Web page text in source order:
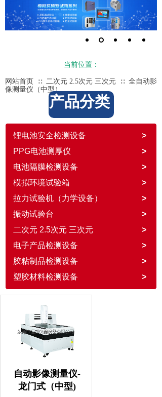
当前位置：
网站首页 ∷ 二次元 2.5次元 三次元 ∷ 全自动影
像测量仪（中型）
产品分类
锂电池安全检测设备
>
PPG电池测厚仪
>
电池隔膜检测设备
>
模拟环境试验箱
>
拉力试验机（力学设备）
>
振动试验台
>
二次元 2.5次元 三次元
>
电子产品检测设备
>
胶粘制品检测设备
>
塑胶材料检测设备
>
自动影像测量仪-
龙门式（中型)